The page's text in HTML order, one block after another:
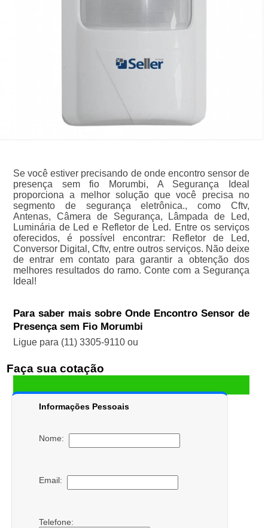
Se você estiver precisando de onde encontro sensor de
presença sem fio Morumbi, A Segurança Ideal
proporciona a melhor solução que você precisa no
segmento de segurança eletrônica., como Cftv,
Antenas, Câmera de Segurança, Lâmpada de Led,
Luminária de Led e Refletor de Led. Entre os serviços
oferecidos, é possível encontrar: Refletor de Led,
Conversor Digital, Cftv, entre outros serviços. Não deixe
de entrar em contato para garantir a obtenção dos
melhores resultados do ramo. Conte com a Segurança
Ideal!
Para saber mais sobre Onde Encontro Sensor de
Presença sem Fio Morumbi
Ligue para (11) 3305-9110ou
Faça sua cotação
Informações Pessoais
Nome:
Email:
Telefone: